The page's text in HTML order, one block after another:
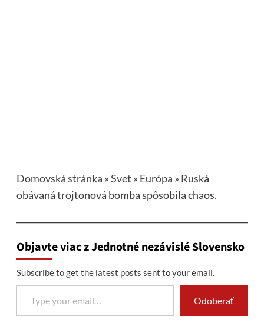
Domovská stránka »Svet » Európa » Ruská
obávaná trojtonová bomba spôsobila chaos.
Objavte viac z Jednotné nezávislé Slovensko
Subscribe to get the latest posts sent to your email.
Type your email…
Odoberať